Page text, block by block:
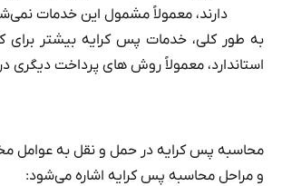
دارند، معمولاً مشمول این خدمات
به طور کلی، خدمات پس کرایه بیشتر
استاندارد، معمولاً روش‌ های پرداخت دیگری
محاسبه پس کرایه در حمل و نقل به عوامل
و مراحل محاسبه پس کرایه اشاره می‌شود: